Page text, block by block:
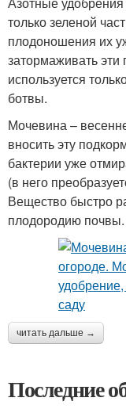
только зеленой
плодоношения их
затормаживать
используется
ботвы.
Мочевина –
вносить эту
бактерии уже
(в него
Вещество быстро
плодородию почвы.
читать дальше →
Последние